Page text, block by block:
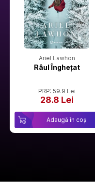
Ariel Lawhon
Râul Înghețat
PRP: 59.9 Lei
28.8 Lei
Adaugă în coș